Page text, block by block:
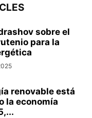
sobre el
para la
renovable está
la economía